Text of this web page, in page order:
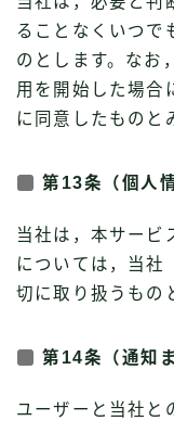
ることなくいつで
のとします。なお
用を開始した場合
に同意したものと
第13条（個人
当社は，本サービ
については，当社
切に取り扱うもの
第14条（通知
ユーザーと当社と